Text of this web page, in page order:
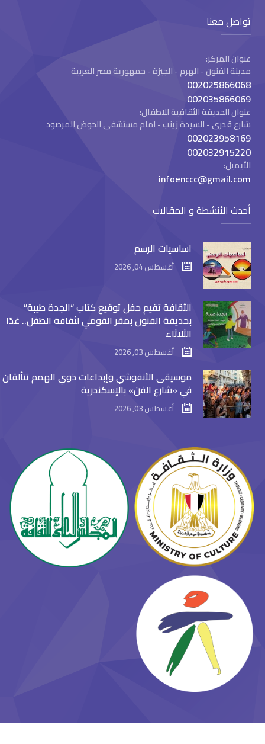
تواصل معنا
عنوان المركز:
مدينة الفنون - الهرم - الجيزة - جمهورية مصر العربية
002025866068
002035866069
عنوان الحديقة الثقافية للاطفال:
شارع قدرى - السيدة زينب - امام مستشفى الحوض المرصود
002023958169
002032915220
الأيميل:
infoenccc@gmail.com
أحدث الأنشطة و المقالات
اساسيات الرسم
أغسطس 04, 2026
الثقافة تقيم حفل توقيع كتاب “الجدة طيبة”
بحديقة الفنون بمقر القومي لثقافة الطفل.. غدًا
الثلاثاء
أغسطس 03, 2026
موسيقى الأنفوشي وإبداعات ذوي الهمم تتألقان
في «شارع الفن» بالإسكندرية
أغسطس 03, 2026